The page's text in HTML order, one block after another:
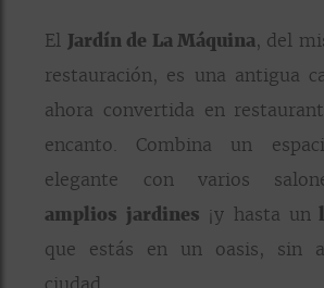
El Jardín de La Máquina, del
restauración, es una antigua
ahora convertida en
encanto. Combina un
elegante con varios
amplios jardines ¡y hasta un
que estás en un oasis, sin